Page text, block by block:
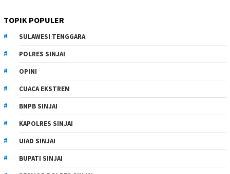
TOPIK POPULER
SULAWESI TENGGARA
POLRES SINJAI
OPINI
CUACA EKSTREM
BNPB SINJAI
KAPOLRES SINJAI
UIAD SINJAI
BUPATI SINJAI